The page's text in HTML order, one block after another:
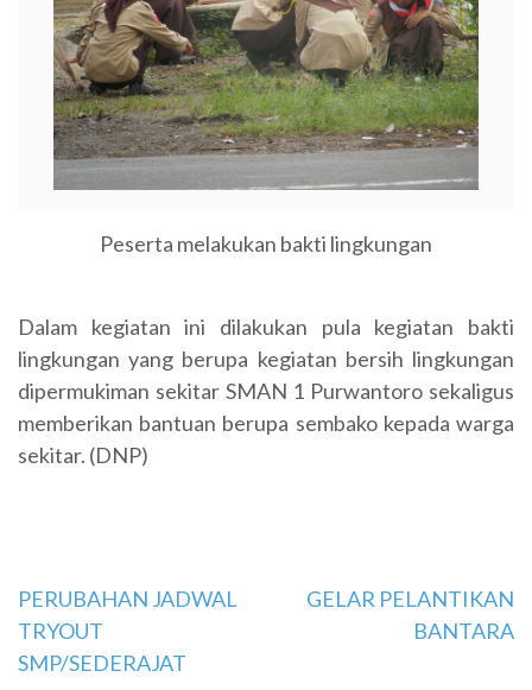
Peserta melakukan bakti lingkungan
Dalam kegiatan ini dilakukan pula kegiatan bakti
lingkungan yang berupa kegiatan bersih lingkungan
dipermukiman sekitar SMAN 1 Purwantoro sekaligus
memberikan bantuan berupa sembako kepada warga
sekitar. (DNP)
Navigasi
pos
PERUBAHAN JADWAL
TRYOUT
SMP/SEDERAJAT
GELAR PELANTIKAN
BANTARA